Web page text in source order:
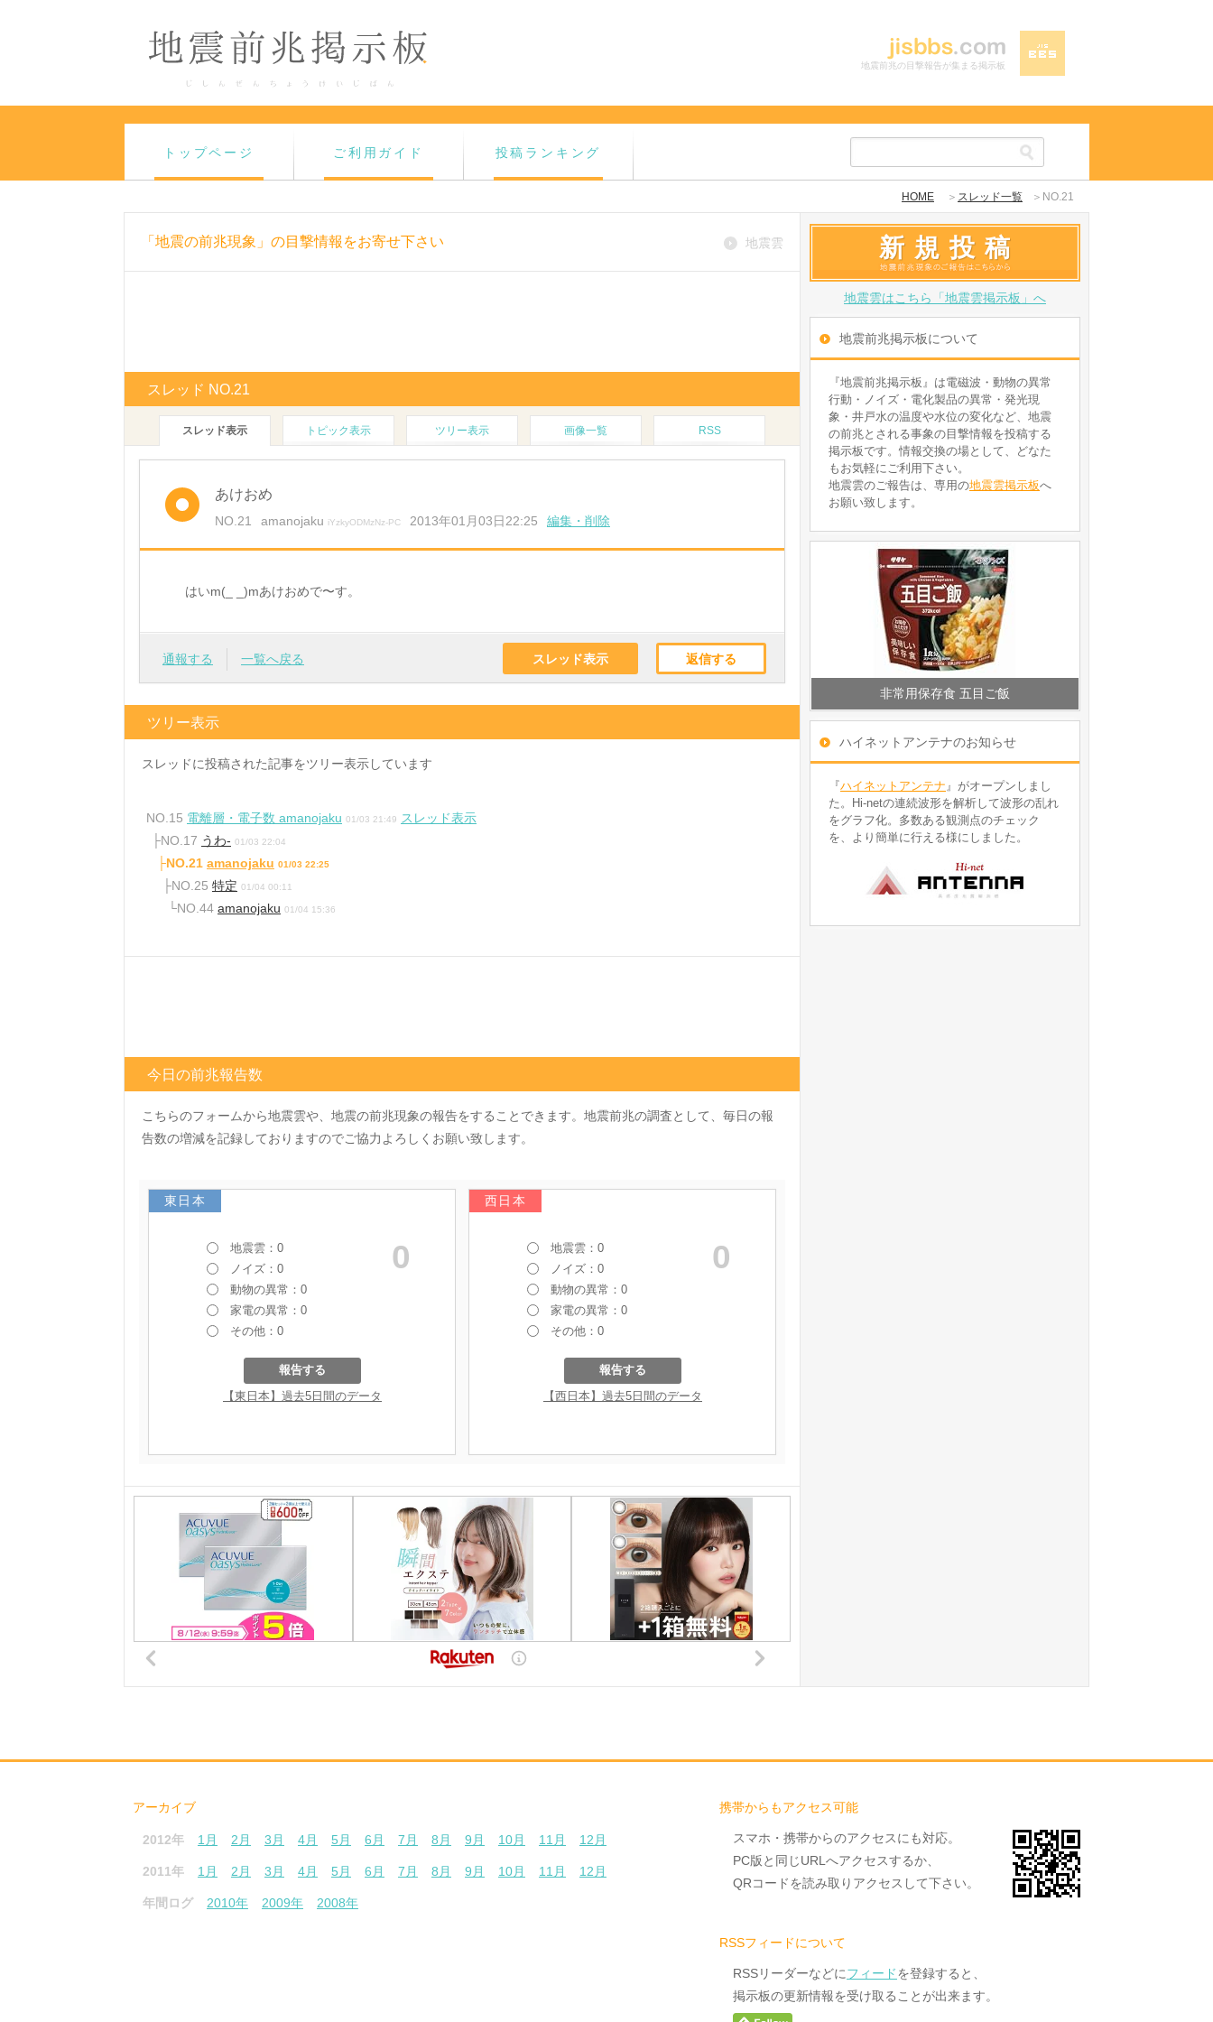
地震前兆の目撃報告が集まる掲示板
トップページ ご利用ガイド 投稿ランキング
HOME ＞ スレッド一覧 ＞NO.21
地震雲
「地震の前兆現象」の目撃情報をお寄せ下さい
スレッド NO.21
スレッド表示 トピック表示 ツリー表示 画像一覧 RSS
あけおめ
NO.21 amanojaku iYzkyODMzNz-PC 2013年01月03日22:25 編集・削除
はいm(_ _)mあけおめで〜す。
返信する
スレッド表示
通報する 一覧へ戻る
ツリー表示
スレッドに投稿された記事をツリー表示しています
NO.15 電離層・電子数 amanojaku 01/03 21:49
スレッド表示
├NO.17 うわ- 01/03 22:04
├NO.21 amanojaku 01/03 22:25
├NO.25 特定 01/04 00:11
└NO.44 amanojaku 01/04 15:36
今日の前兆報告数
こちらのフォームから地震雲や、地震の前兆現象の報告をすることできます。地震前兆の調査として、毎日の報
告数の増減を記録しておりますのでご協力よろしくお願い致します。
東日本 西日本
新規投稿
地震雲はこちら「地震雲掲示板」へ
地震前兆掲示板について
『地震前兆掲示板』は電磁波・動物の異常
行動・ノイズ・電化製品の異常・発光現
象・井戸水の温度や水位の変化など、地震
の前兆とされる事象の目撃情報を投稿する
掲示板です。情報交換の場として、どなた
もお気軽にご利用下さい。
地震雲のご報告は、専用の地震雲掲示板へ
お願い致します。
非常用保存食 五目ご飯
ハイネットアンテナのお知らせ
『ハイネットアンテナ 』がオープンしまし
た。Hi-netの連続波形を解析して波形の乱れ
をグラフ化。多数ある観測点のチェック
を、より簡単に行える様にしました。
アーカイブ
2012年 1月 2月 3月 4月 5月 6月 7月 8月 9月 10月 11月 12月
2011年 1月 2月 3月 4月 5月 6月 7月 8月 9月 10月 11月 12月
年間ログ 2010年 2009年 2008年
携帯からもアクセス可能
スマホ・携帯からのアクセスにも対応。
PC版と同じURLへアクセスするか、
QRコードを読み取りアクセスして下さい。
RSSフィードについて
RSSリーダーなどにフィードを登録すると、
掲示板の更新情報を受け取ることが出来ます。